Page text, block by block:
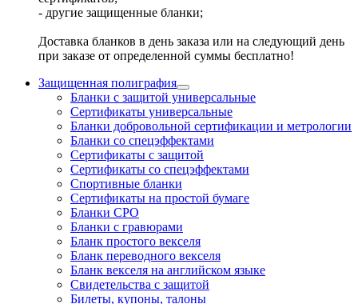
- другие защищенные бланки;
Доставка бланков в день заказа или на следующий день
при заказе от определенной суммы бесплатно!
Защищенная полиграфия
Бланки с защитой универсальные
Сертификаты универсальные
Бланки добровольной сертификации и метрологии
Бланки со спецэффектами
Сертификаты с защитой
Сертификаты со спецэффектами
Спортивные бланки
Cертификаты на простой бумаге
Бланки СРО
Бланки с гравюрами
Бланк простого векселя
Бланк переводного векселя
Бланк векселя на английском языке
Свидетельства с защитой
Билеты, купоны, талоны